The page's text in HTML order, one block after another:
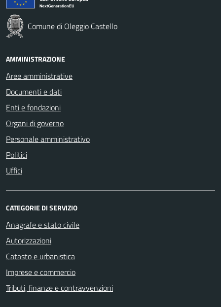
Comune di Oleggio Castello
AMMINISTRAZIONE
Aree amministrative
Documenti e dati
Enti e fondazioni
Organi di governo
Personale amministrativo
Politici
Uffici
CATEGORIE DI SERVIZIO
Anagrafe e stato civile
Autorizzazioni
Catasto e urbanistica
Imprese e commercio
Tributi, finanze e contravvenzioni